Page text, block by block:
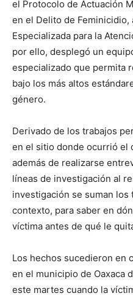
el Protocolo de Actuación
en el Delito de Feminicidio,
Especializada para la
por ello, desplegó un
especializado que permita
bajo los más altos
género.
Derivado de los trabajos
en el sitio donde ocurrió el
además de realizarse
líneas de investigación al
investigación se suman los
contexto, para saber en
víctima antes de qué le
Los hechos sucedieron en
en el municipio de Oaxaca
este martes cuando la